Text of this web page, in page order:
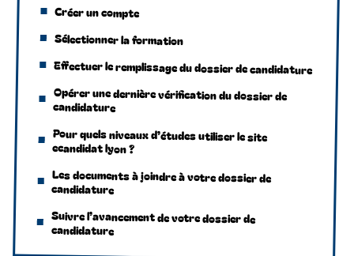
Créer un compte
Sélectionner la formation
Effectuer le remplissage du dossier de candidature
Opérer une dernière vérification du dossier de
candidature
Pour quels niveaux d’études utiliser le site
ecandidat lyon ?
Les documents à joindre à votre dossier de
candidature
Suivre l’avancement de votre dossier de
candidature